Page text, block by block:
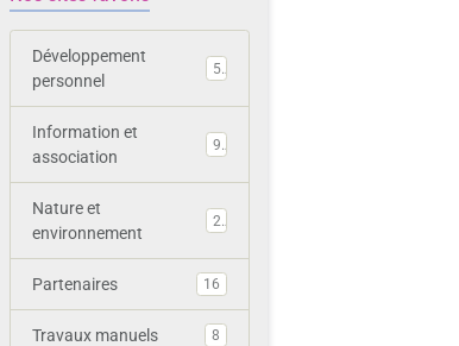
Développement
personnel
5
Information et
association
9
Nature et
environnement
2
Partenaires 16
Travaux manuels 8